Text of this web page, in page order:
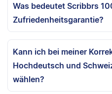
Was bedeutet Scribbrs
Zufriedenheitsgarantie?
Kann ich bei meiner
Hochdeutsch und
wählen?